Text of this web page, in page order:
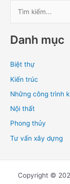
m
i
ế
m
:
Danh mục
Biệt thự
Kiến trúc
Những công trình
Nội thất
Phong thủy
Tư vấn xây dựng
Copyright ©